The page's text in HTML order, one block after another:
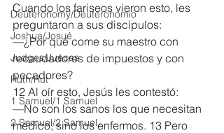
Deuteronomy/Deuteronomio
Joshua/Josué
Judges/Jueces
Ruth/Rut
1 Samuel/1 Samuel
2 Samuel/2 Samuel
Cuando los fariseos vieron esto, les
preguntaron a sus discípulos:
—¿Por qué come su maestro con
recaudadores de impuestos y con
pecadores?
12 Al oír esto, Jesús les contestó:
—No son los sanos los que necesitan
médico, sino los enfermos. 13 Pero